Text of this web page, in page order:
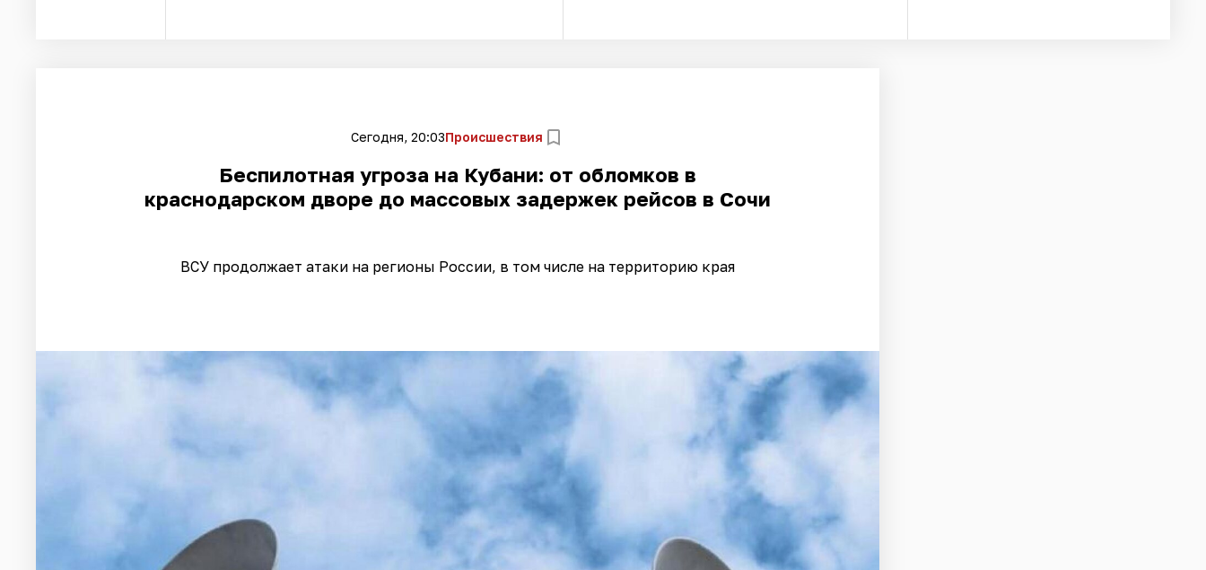
Сегодня, 20:03Происшествия
Беспилотная угроза на Кубани: от обломков в
краснодарском дворе до массовых задержек рейсов в Сочи
ВСУ продолжает атаки на регионы России, в том числе на территорию края